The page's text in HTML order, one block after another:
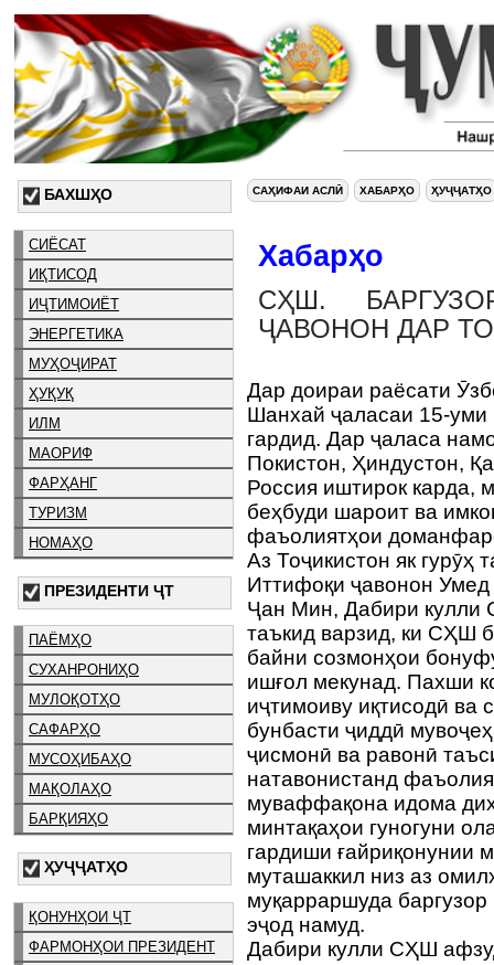
БАХШҲО
СИЁСАТ
ИҚТИСОД
ИҶТИМОИЁТ
ЭНЕРГЕТИКА
МУҲОҶИРАТ
ҲУҚУҚ
ИЛМ
МАОРИФ
ФАРҲАНГ
ТУРИЗМ
НОМАҲО
ПРЕЗИДЕНТИ ҶТ
ПАЁМҲО
СУХАНРОНИҲО
МУЛОҚОТҲО
САФАРҲО
МУСОҲИБАҲО
МАҚОЛАҲО
БАРҚИЯҲО
ҲУҶҶАТҲО
ҚОНУНҲОИ ҶТ
ФАРМОНҲОИ ПРЕЗИДЕНТ
САҲИФАИ АСЛӢ ХАБАРҲО ҲУҶҶАТҲО
Хабарҳо
СҲШ.
ҶАВОНОН ДАР
Дар доираи раёсати
Шанхай ҷаласаи 15-
гардид. Дар ҷаласа
Покистон, Ҳиндустон,
Россия иштирок карда,
беҳбуди шароит ва
фаъолиятҳои
Аз Тоҷикистон як гурӯҳ
Иттифоқи ҷавонон
Ҷан Мин, Дабири кулли
таъкид варзид, ки СҲШ
байни созмонҳои
ишғол мекунад. Пахши
иҷтимоиву иқтисодӣ ва
бунбасти ҷиддӣ
ҷисмонӣ ва равонӣ
натавонистанд
муваффақона идома
минтақаҳои гуногуни
гардиши ғайриқонунии
муташаккил низ аз
муқарраршуда
эҷод намуд.
Дабири кулли СҲШ